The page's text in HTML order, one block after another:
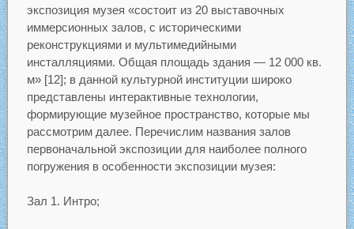
экспозиция музея «состоит из 20 выставочных
иммерсионных залов, с историческими
реконструкциями и мультимедийными
инсталляциями. Общая площадь здания — 12 000 кв.
м» [12]; в данной культурной институции широко
представлены интерактивные технологии,
формирующие музейное пространство, которые мы
рассмотрим далее. Перечислим названия залов
первоначальной экспозиции для наиболее полного
погружения в особенности экспозиции музея:
Зал 1. Интро;